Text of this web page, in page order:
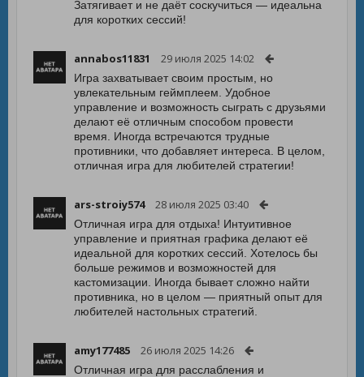
Затягивает и не даёт соскучиться — идеальна
для коротких сессий!
annabos11831 29 июля 2025 14:02
Игра захватывает своим простым, но
увлекательным геймплеем. Удобное
управление и возможность сыграть с друзьями
делают её отличным способом провести
время. Иногда встречаются трудные
противники, что добавляет интереса. В целом,
отличная игра для любителей стратегии!
ars-stroiy574 28 июля 2025 03:40
Отличная игра для отдыха! Интуитивное
управление и приятная графика делают её
идеальной для коротких сессий. Хотелось бы
больше режимов и возможностей для
кастомизации. Иногда бывает сложно найти
противника, но в целом — приятный опыт для
любителей настольных стратегий.
amy177485 26 июля 2025 14:26
Отличная игра для расслабления и